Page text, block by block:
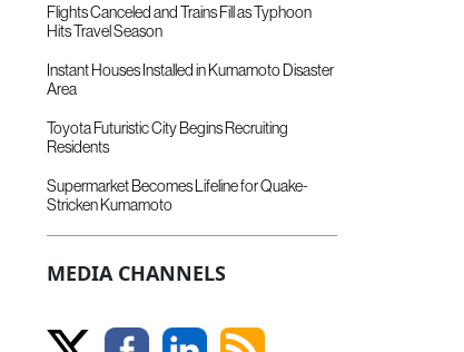
Flights Canceled and Trains Fill as Typhoon
Hits Travel Season
Instant Houses Installed in Kumamoto Disaster
Area
Toyota Futuristic City Begins Recruiting
Residents
Supermarket Becomes Lifeline for Quake-
Stricken Kumamoto
MEDIA CHANNELS